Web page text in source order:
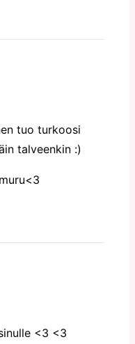
tuo turkoosi
talveenkin :)
<3 <3